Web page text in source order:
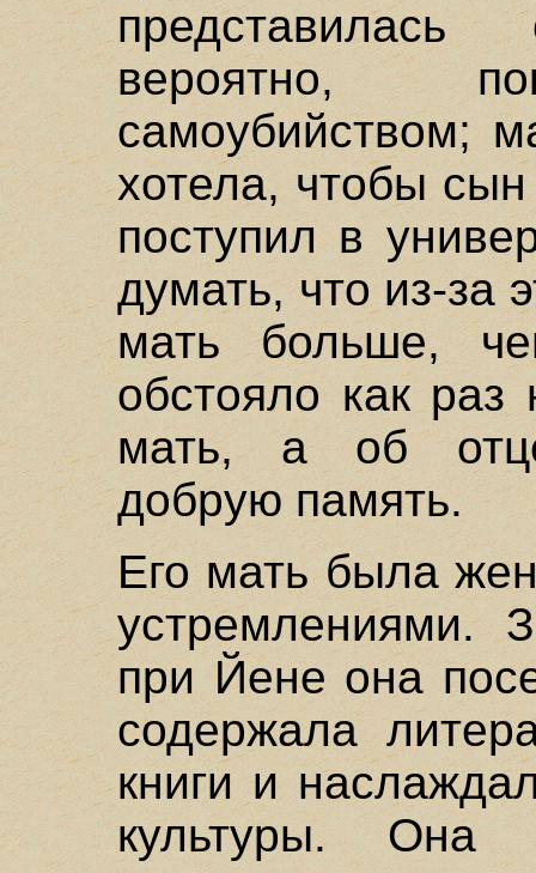
вероятно,
самоубийством;
хотела, чтобы
поступил в
думать, что из-за
мать больше,
обстояло как
мать, а об
добрую память.
Его мать была
устремлениями.
при Йене она
содержала
книги и
культуры. Она